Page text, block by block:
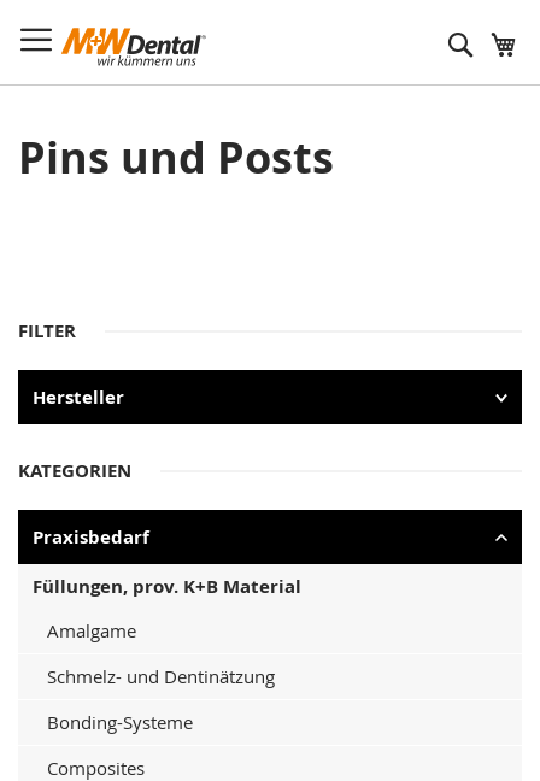
Suche
Pins und Posts
FILTER
Hersteller
KATEGORIEN
Praxisbedarf
Füllungen, prov. K+B Material
Amalgame
Schmelz- und Dentinätzung
Bonding-Systeme
Composites